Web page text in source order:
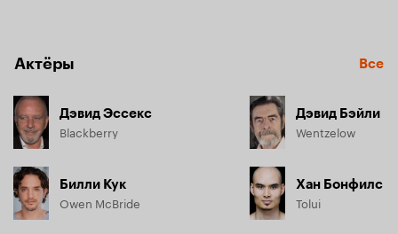
Актёры Все
Дэвид Эссекс
Blackberry
Билли Кук
Owen McBride
Дэвид Бэйли
Wentzelow
Хан Бонфилс
Tolui